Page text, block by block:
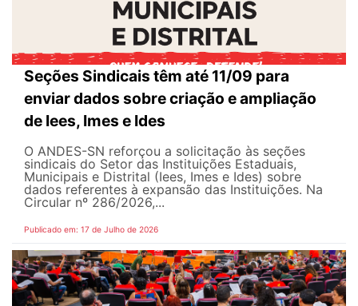
Seções Sindicais têm até 11/09 para
enviar dados sobre criação e ampliação
de Iees, Imes e Ides
O ANDES-SN reforçou a solicitação às seções
sindicais do Setor das Instituições Estaduais,
Municipais e Distrital (Iees, Imes e Ides) sobre
dados referentes à expansão das Instituições. Na
Circular nº 286/2026,...
Publicado em: 17 de Julho de 2026